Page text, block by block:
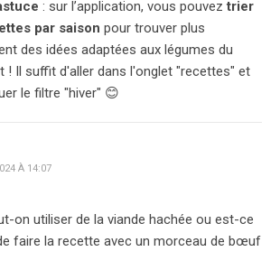
: sur l’application, vous pouveztrier
par saison pour trouver plus
des idées adaptées aux légumes du
! Il suffit d'aller dans l'onglet "recettes" et
le filtre "hiver" 😊
À 14:07
on utiliser de la viande hachée ou est-ce
faire la recette avec un morceau de bœuf